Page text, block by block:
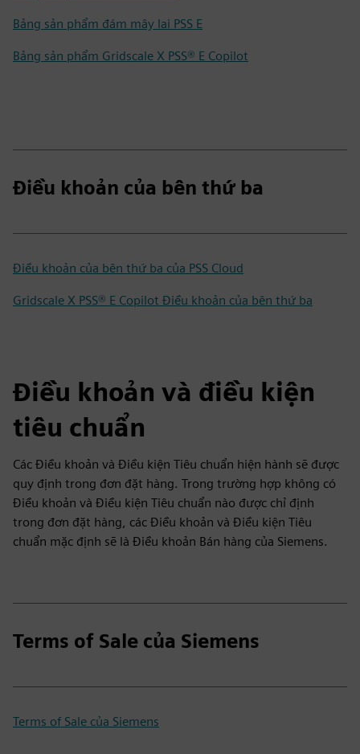
Bảng sản phẩm đám mây lai PSS E
Bảng sản phẩm Gridscale X PSS® E Copilot
Điều khoản của bên thứ ba
Điều khoản của bên thứ ba của PSS Cloud
Gridscale X PSS® E Copilot Điều khoản của bên thứ ba
Điều khoản và điều kiện
tiêu chuẩn
Các Điều khoản và Điều kiện Tiêu chuẩn hiện hành sẽ được
quy định trong đơn đặt hàng. Trong trường hợp không có
Điều khoản và Điều kiện Tiêu chuẩn nào được chỉ định
trong đơn đặt hàng, các Điều khoản và Điều kiện Tiêu
chuẩn mặc định sẽ là Điều khoản Bán hàng của Siemens.
Terms of Sale của Siemens
Terms of Sale của Siemens